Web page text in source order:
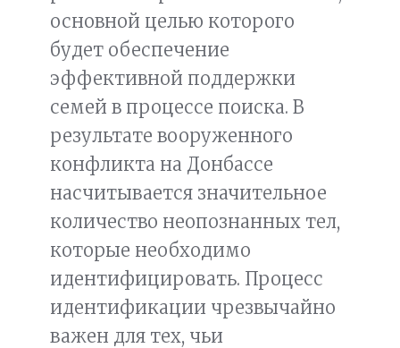
основной целью которого
будет обеспечение
эффективной поддержки
семей в процессе поиска. В
результате вооруженного
конфликта на Донбассе
насчитывается значительное
количество неопознанных тел,
которые необходимо
идентифицировать. Процесс
идентификации чрезвычайно
важен для тех, чьи